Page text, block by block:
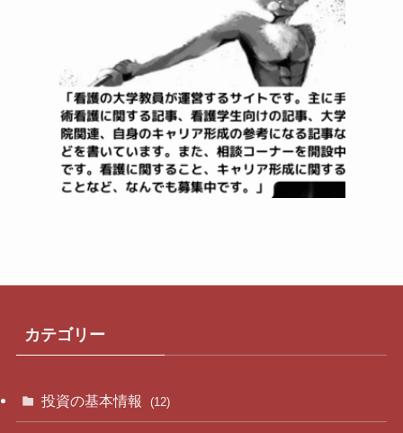
カテゴリー
投資の基本情報 (12)